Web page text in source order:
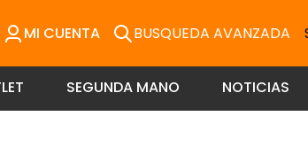
MI CUENTA BUSQUEDA AVANZADA
SEGUNDA MANO NOTICIAS